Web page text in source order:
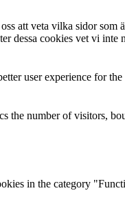
att veta vilka sidor som
dessa cookies vet vi inte
user experience for
the number of visitors,
in the category